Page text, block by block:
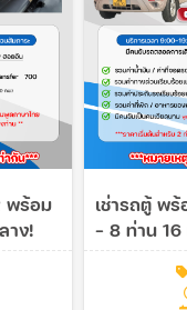
พร้อม
าง!
เช่ารถตู้ พ
– 8 ท่าน